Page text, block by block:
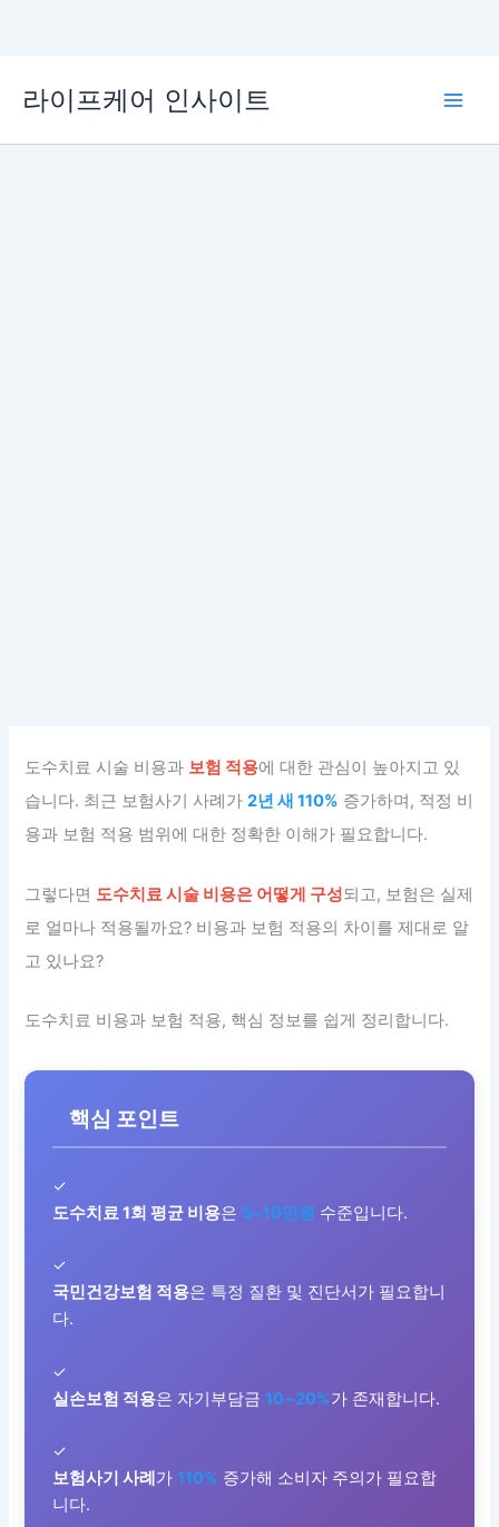
로
라이프케어 인사이트
도수치료 시술 비용과 보험 적용에 대한 관심이 높아지고 있
습니다. 최근 보험사기 사례가2년 새 110% 증가하며, 적정 비
용과 보험 적용 범위에 대한 정확한 이해가 필요합니다.
그렇다면 도수치료 시술 비용은 어떻게 구성되고, 보험은 실제
로 얼마나 적용될까요? 비용과 보험 적용의 차이를 제대로 알
고 있나요?
도수치료 비용과 보험 적용, 핵심 정보를 쉽게 정리합니다.
핵심 포인트
✓
도수치료 1회 평균 비용은 5~10만원 수준입니다.
✓
국민건강보험 적용은 특정 질환 및 진단서가 필요합니
다.
✓
실손보험 적용은 자기부담금 10~20%가 존재합니다.
✓
보험사기 사례가 110% 증가해 소비자 주의가 필요합
니다.